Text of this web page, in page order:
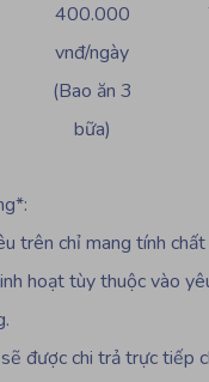
400.000
vnđ/ngày
(Bao ăn 3
bữa)
trên chỉ mang tính
hoạt tùy thuộc vào
được chi trả trực tiếp